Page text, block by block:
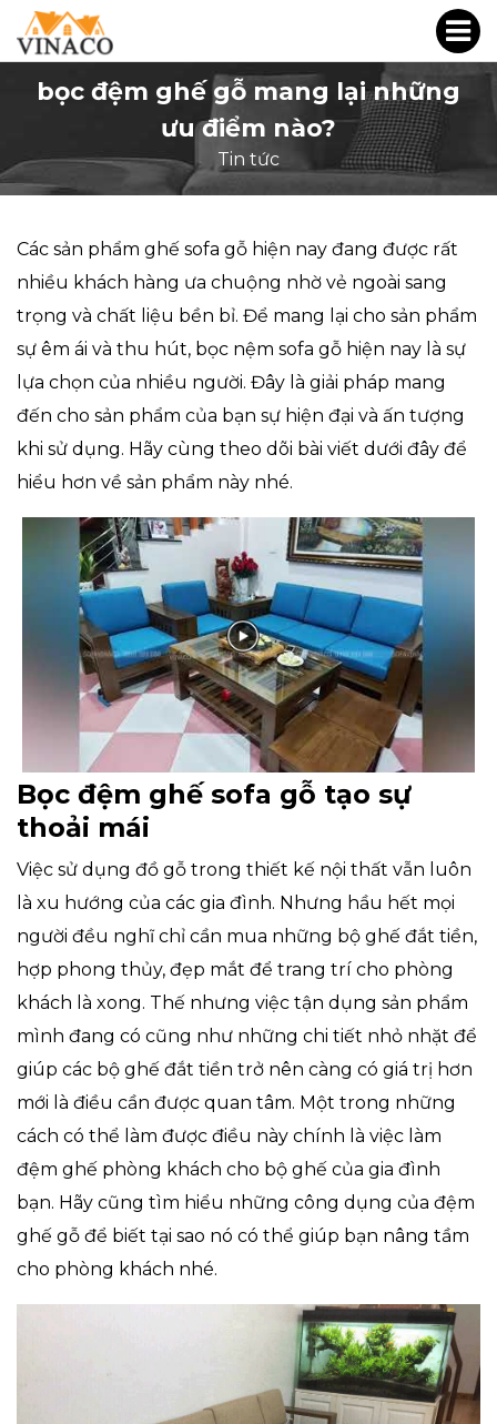
bọc đệm ghế gỗ mang lại những
ưu điểm nào?
Tin tức
Các sản phẩm ghế sofa gỗ hiện nay đang được rất
nhiều khách hàng ưa chuộng nhờ vẻ ngoài sang
trọng và chất liệu bền bỉ. Để mang lại cho sản phẩm
sự êm ái và thu hút, bọc nệm sofa gỗ hiện nay là sự
lựa chọn của nhiều người. Đây là giải pháp mang
đến cho sản phẩm của bạn sự hiện đại và ấn tượng
khi sử dụng. Hãy cùng theo dõi bài viết dưới đây để
hiểu hơn về sản phẩm này nhé.
Bọc đệm ghế sofa gỗ tạo sự
thoải mái
Việc sử dụng đồ gỗ trong thiết kế nội thất vẫn luôn
là xu hướng của các gia đình. Nhưng hầu hết mọi
người đều nghĩ chỉ cần mua những bộ ghế đắt tiền,
hợp phong thủy, đẹp mắt để trang trí cho phòng
khách là xong. Thế nhưng việc tận dụng sản phẩm
mình đang có cũng như những chi tiết nhỏ nhặt để
giúp các bộ ghế đắt tiền trở nên càng có giá trị hơn
mới là điều cần được quan tâm. Một trong những
cách có thể làm được điều này chính là việc làm
đệm ghế phòng khách cho bộ ghế của gia đình
bạn. Hãy cũng tìm hiểu những công dụng của đệm
ghế gỗ để biết tại sao nó có thể giúp bạn nâng tầm
cho phòng khách nhé.